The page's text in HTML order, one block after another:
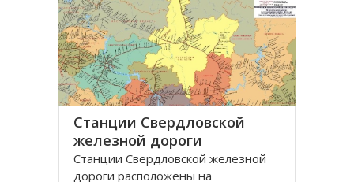
Идея создания музея возникла в
1969 году. Ученые и специалисты в
области культуры
Станции Свердловской
железной дороги
Станции Свердловской железной
дороги расположены на